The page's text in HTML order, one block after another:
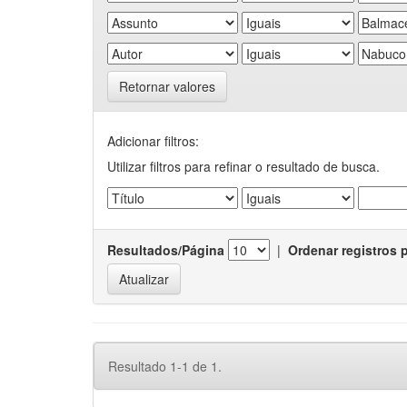
Retornar valores
Adicionar filtros:
Utilizar filtros para refinar o resultado de busca.
Resultados/Página | Ordenar registros
Resultado 1-1 de 1.